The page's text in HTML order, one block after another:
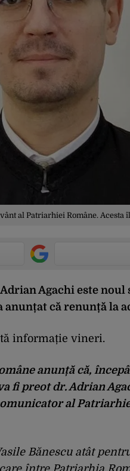
al Patriarhiei Române. Acesta
Agachi este noul
anunțat că renunță la
informație vineri.
anunță că,
fi preot dr. Adrian
al
Bănescu atât